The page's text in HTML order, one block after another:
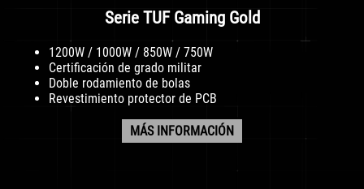
Serie TUF Gaming Gold
1200W / 1000W / 850W / 750W
Certificación de grado militar
Doble rodamiento de bolas
Revestimiento protector de PCB
MÁS INFORMACIÓN